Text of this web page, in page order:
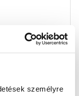
személyre